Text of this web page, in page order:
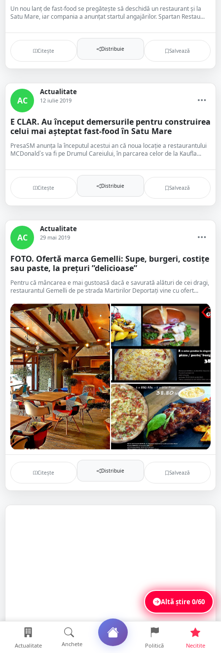
Un nou lanț de fast-food se pregătește să deschidă un restaurant și la
Satu Mare, iar compania a anunțat startul angajărilor. Spartan Restau...
Citește Distribuie Salvează
AC
Actualitate
12 iulie 2019
E CLAR. Au început demersurile pentru construirea
celui mai așteptat fast-food în Satu Mare
PresaSM anunța la începutul acestui an că noua locație a restaurantului
MCDonald`s va fi pe Drumul Careiului, în parcarea celor de la Kaufla...
Citește Distribuie Salvează
AC
Actualitate
29 mai 2019
FOTO. Ofertă marca Gemelli: Supe, burgeri, costițe
sau paste, la prețuri ”delicioase”
Pentru că mâncarea e mai gustoasă dacă e savurată alături de cei dragi,
restaurantul Gemelli de pe strada Martirilor Deportați vine cu ofert...
Citește Distribuie Salvează
Altă știre0/60
Actualitate Anchete Politică Necitite